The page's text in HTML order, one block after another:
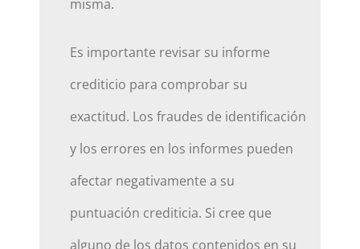
misma.
Es importante revisar su informe
crediticio para comprobar su
exactitud. Los fraudes de identificación
y los errores en los informes pueden
afectar negativamente a su
puntuación crediticia. Si cree que
alguno de los datos contenidos en su